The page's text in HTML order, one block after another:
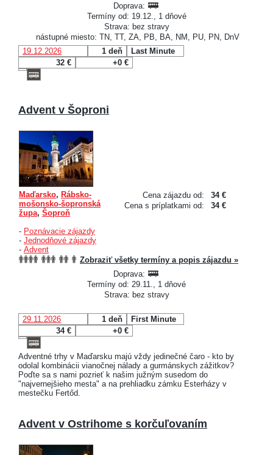
Doprava:
Termíny od: 19.12., 1 dňové
Strava: bez stravy
nástupné miesto: TN, TT, ZA, PB, BA, NM, PU, PN, DnV
19.12.2026
1 deň
Last Minute
32 €
+0 €
Advent v Šoproni
Cena zájazdu od:
34 €
Cena s príplatkami od:
34 €
Maďarsko, Rábsko-
mošonsko-šopronská
župa, Šoproň
- Poznávacie zájazdy
- Jednodňové zájazdy
- Advent
Zobraziť všetky termíny a popis zájazdu »
Doprava:
Termíny od: 29.11., 1 dňové
Strava: bez stravy
29.11.2026 1 deň
First Minute
34 €
+0 €
Adventné trhy v Maďarsku majú vždy jedinečné čaro - kto by
odolal kombinácii vianočnej nálady a gurmánskych zážitkov?
Poďte sa s nami pozrieť k našim južným susedom do
"najvernejšieho mesta" a na prehliadku zámku Esterházy v
mestečku Fertőd.
Advent v Ostrihome s korčuľovaním